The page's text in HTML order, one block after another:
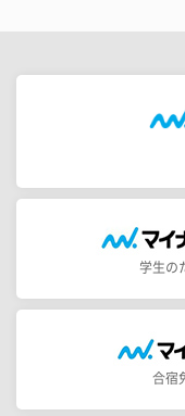
学生の
合宿